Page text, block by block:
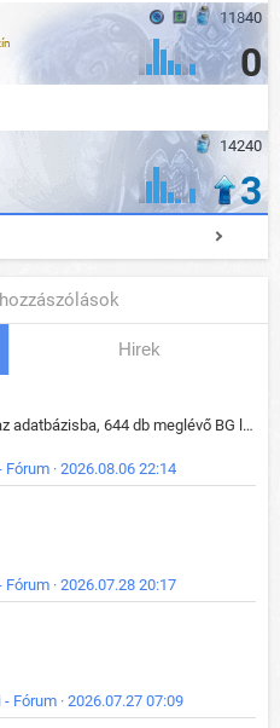
11840
0
14240
3
Hirek
149 új BG lap került be az adatbázisba, 644 db meglévő BG lap módosult, bekerültek az új képek a megváltozott lapokhoz is.
· 2026.08.06 22:14
· 2026.07.28 20:17
Fórum · 2026.07.27 07:09